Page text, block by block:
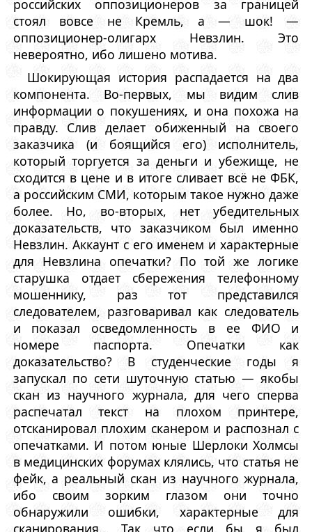
российских оппозиционеров за границей
стоял вовсе не Кремль, а — шок! —
оппозиционер-олигарх Невзлин. Это
невероятно, ибо лишено мотива.
Шокирующая история распадается на два
компонента. Во-первых, мы видим слив
информации о покушениях, и она похожа на
правду. Слив делает обиженный на своего
заказчика (и боящийся его) исполнитель,
который торгуется за деньги и убежище, не
сходится в цене и в итоге сливает всё не ФБК,
а российским СМИ, которым такое нужно даже
более. Но, во-вторых, нет убедительных
доказательств, что заказчиком был именно
Невзлин. Аккаунт с его именем и характерные
для Невзлина опечатки? По той же логике
старушка отдает сбережения телефонному
мошеннику, раз тот представился
следователем, разговаривал как следователь
и показал осведомленность в ее ФИО и
номере паспорта. Опечатки как
доказательство? В студенческие годы я
запускал по сети шуточную статью — якобы
скан из научного журнала, для чего сперва
распечатал текст на плохом принтере,
отсканировал плохим сканером и распознал с
опечатками. И потом юные Шерлоки Холмсы
в медицинских форумах клялись, что статья не
фейк, а реальный скан из научного журнала,
ибо своим зорким глазом они точно
обнаружили ошибки, характерные для
сканирования... Так что если бы я был